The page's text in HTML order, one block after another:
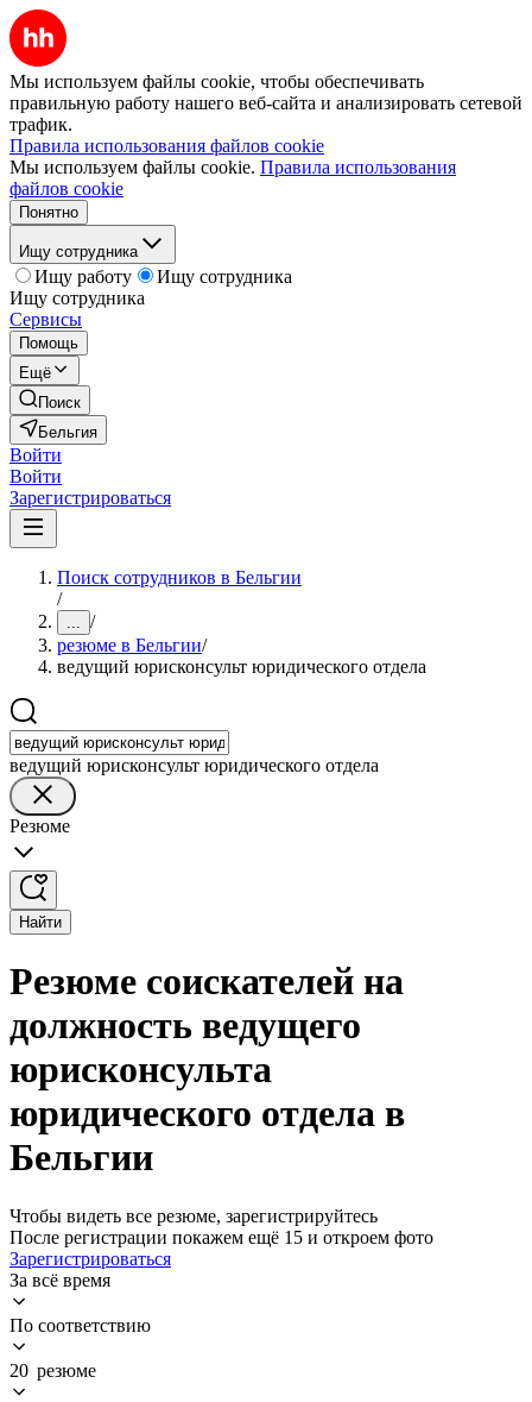
Мы используем файлы cookie, чтобы обеспечивать
правильную работу нашего веб-сайта и анализировать сетевой
трафик.
Правила использования файлов cookie
Мы используем файлы cookie. Правила использования
файлов cookie
Понятно
Ищу сотрудника
Ищу работу
Ищу сотрудника
Ищу сотрудника
Сервисы
Помощь
Ещё
Поиск
Бельгия
Войти
Войти
Зарегистрироваться
Поиск сотрудников в Бельгии
/
... /
резюме в Бельгии/
ведущий юрисконсульт юридического отдела
ведущий юрисконсульт юридического отдела
Резюме
Найти
Резюме соискателей на
должность ведущего
юрисконсульта
юридического отдела в
Бельгии
Чтобы видеть все резюме, зарегистрируйтесь
После регистрации покажем ещё 15 и откроем фото
Зарегистрироваться
За всё время
По соответствию
20 резюме